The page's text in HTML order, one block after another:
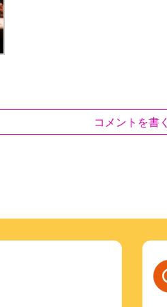
コメントを書く